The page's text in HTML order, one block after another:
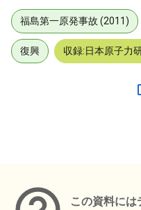
福島第一原発事故 (2011)
復興 収録:日本原子力
この資料には